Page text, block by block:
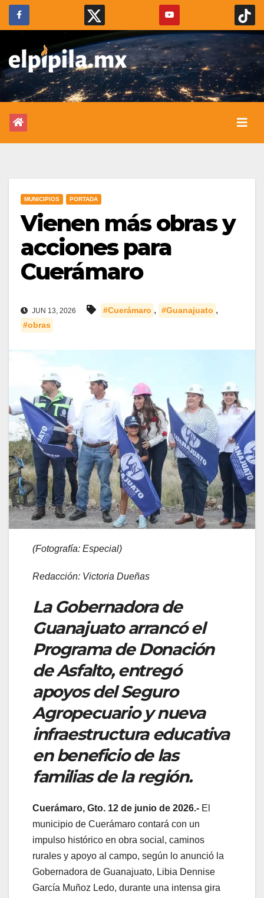
MUNICIPIOS PORTADA
Vienen más obras y
acciones para
Cuerámaro
JUN 13, 2026 #Cuerámaro , #Guanajuato ,
#obras
(Fotografía: Especial)
Redacción: Victoria Dueñas
La Gobernadora de
Guanajuato arrancó el
Programa de Donación
de Asfalto, entregó
apoyos del Seguro
Agropecuario y nueva
infraestructura educativa
en beneficio de las
familias de la región.
Cuerámaro, Gto. 12 de junio de 2026.- El
municipio de Cuerámaro contará con un
impulso histórico en obra social, caminos
rurales y apoyo al campo, según lo anunció la
Gobernadora de Guanajuato, Libia Dennise
García Muñoz Ledo, durante una intensa gira